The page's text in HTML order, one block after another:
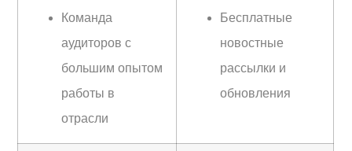
Команда
аудиторов с
большим опытом
работы в
отрасли
Бесплатные
новостные
рассылки и
обновления